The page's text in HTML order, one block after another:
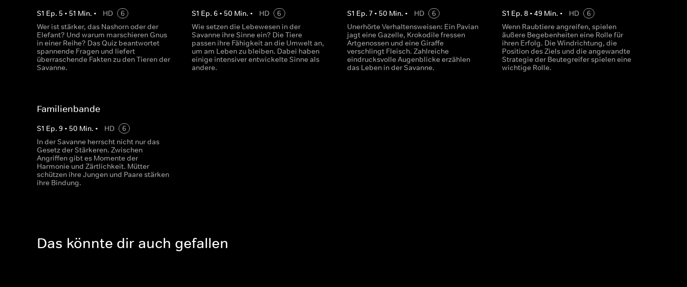
S1 Ep. 5 • 51 Min. • HD
6
Wer ist stärker, das Nashorn oder der
Elefant? Und warum marschieren Gnus
in einer Reihe? Das Quiz beantwortet
spannende Fragen und liefert
überraschende Fakten zu den Tieren der
Savanne.
S1 Ep.6 • 50 Min. • HD
6
Wie setzen die Lebewesen in der
Savanne ihre Sinne ein? Die Tiere
passen ihre Fähigkeit an die Umwelt an,
um am Leben zu bleiben. Dabei haben
einige intensiver entwickelte Sinne als
andere.
S1 Ep. 7• 50 Min. • HD
6
Unerhörte Verhaltensweisen: Ein Pavian
jagt eine Gazelle, Krokodile fressen
Artgenossen und eine Giraffe
verschlingt Fleisch. Zahlreiche
eindrucksvolle Augenblicke erzählen
das Leben in der Savanne.
S1 Ep. 8• 49Min. • HD
6
Wenn Raubtiere angreifen, spielen
äußere Begebenheiten eine Rolle für
ihren Erfolg. Die Windrichtung, die
Position des Ziels und die angewandte
Strategie der Beutegreifer spielen eine
wichtige Rolle.
Familienbande
S1 Ep. 9 • 50 Min. • HD
6
In der Savanne herrscht nicht nur das
Gesetz der Stärkeren. Zwischen
Angriffen gibt es Momente der
Harmonie und Zärtlichkeit. Mütter
schützen ihre Jungen und Paare stärken
ihre Bindung.
Das könnte dir auch gefallen